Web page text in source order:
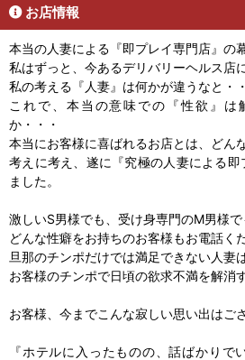
お店情報
本当の人妻による『即プレイ専門店』の
私はずっと、今あるデリバリーヘルス店
私の考える『人妻』は何かが違うなと・
これで、本当の意味での『性欲』は
か・・・
本当にお客様に喜ばれるお店とは、どん
考えに考え、遂に『究極の人妻による
ました。
激しいS男様でも、受け身専門のM男様で
どんな性癖をお持ちのお客様もお電話く
旦那のチンポだけでは満足できない人妻は
お客様のチンポで日頃の欲求不満を解消
お客様、今までこんな寂しい思い出はご
『ホテルに入ったものの、話ばかりで